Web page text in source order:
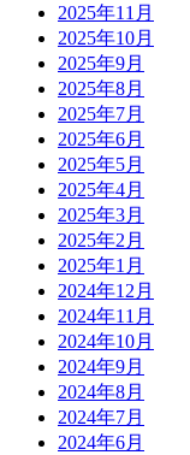
2025年11月
2025年10月
2025年9月
2025年8月
2025年7月
2025年6月
2025年5月
2025年4月
2025年3月
2025年2月
2025年1月
2024年12月
2024年11月
2024年10月
2024年9月
2024年8月
2024年7月
2024年6月